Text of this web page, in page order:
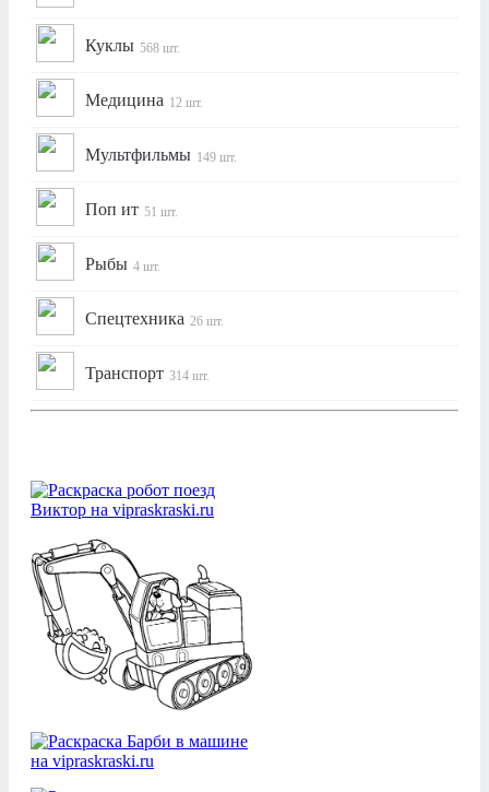
Куклы 568 шт.
Медицина 12 шт.
Мультфильмы 149 шт.
Поп ит 51 шт.
Рыбы 4 шт.
Спецтехника 26 шт.
Транспорт 314 шт.